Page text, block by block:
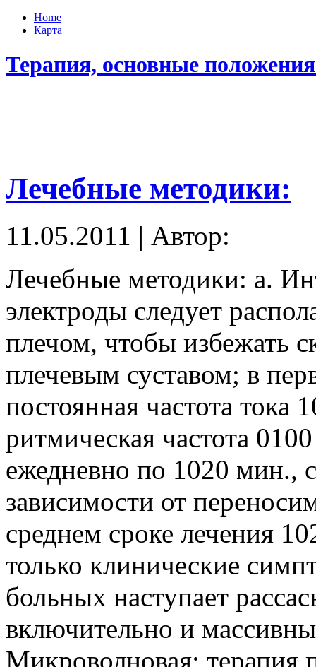
Home
Карта
Терапия, основные
Лечебные методики:
11.05.2011 | Автор:
Лечебные методики: а.
электроды следует
плечом, чтобы избежать
плечевым суставом; в
постоянная частота тока
ритмическая частота
ежедневно по 1020 мин.,
зависимости от
среднем сроке лечения
только клинические
больных наступает
включительно и
Микроволновая; терапия